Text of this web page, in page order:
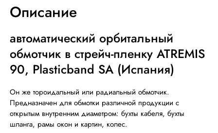
Описание
автоматический орбитальный
обмотчик в стрейч-пленку ATREMIS
90, Plasticband SA (Испания)
Он же тороидальный или радиальный обмотчик.
Предназначен для обмотки различной продукции с
открытым внутренним диаметром: бухты кабеля, бухты
шланга, рамы окон и картин, колес.